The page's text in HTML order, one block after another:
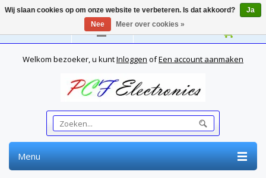
Nederlands
Welkom bezoeker, u kuntInloggen ofEen account aanmaken
Menu
Wij slaan cookies op om onze website te verbeteren. Is dat akkoord?
Ja
Nee
Meer over cookies »